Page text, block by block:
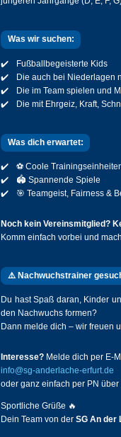
Was wir suchen:
Fußballbegeisterte Kids
Die auch bei Niederlagen
Die im Team spielen und
Die mit Ehrgeiz, Kraft,
Was dich erwartet:
⚽ Coole
🏟️ Spannende Spiele
🎯 Teamgeist, Fairness &
Noch kein Vereinsmitglied?
Komm einfach vorbei und
⚠️ Nachwuchstrainer
Du hast Spaß daran, Kinder
den Nachwuchs formen?
Dann melde dich – wir freuen
Interesse? Melde dich per E-
info@sg-anderlache-erfurt.de
oder ganz einfach per PN
Sportliche Grüße 🔥
Dein Team von der SG An der